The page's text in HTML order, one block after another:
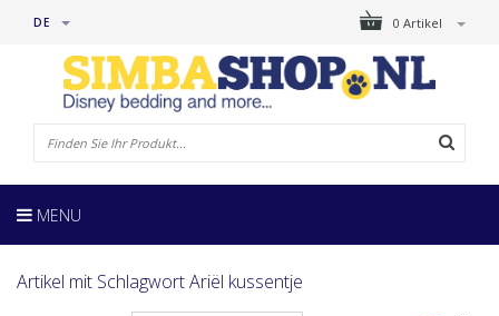
0 Artikel
DE
MENU
Artikel mit Schlagwort Ariël kussentje